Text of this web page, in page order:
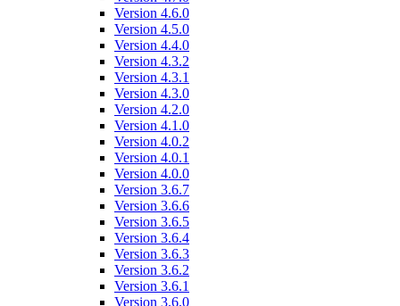
Version 4.6.0
Version 4.5.0
Version 4.4.0
Version 4.3.2
Version 4.3.1
Version 4.3.0
Version 4.2.0
Version 4.1.0
Version 4.0.2
Version 4.0.1
Version 4.0.0
Version 3.6.7
Version 3.6.6
Version 3.6.5
Version 3.6.4
Version 3.6.3
Version 3.6.2
Version 3.6.1
Version 3.6.0